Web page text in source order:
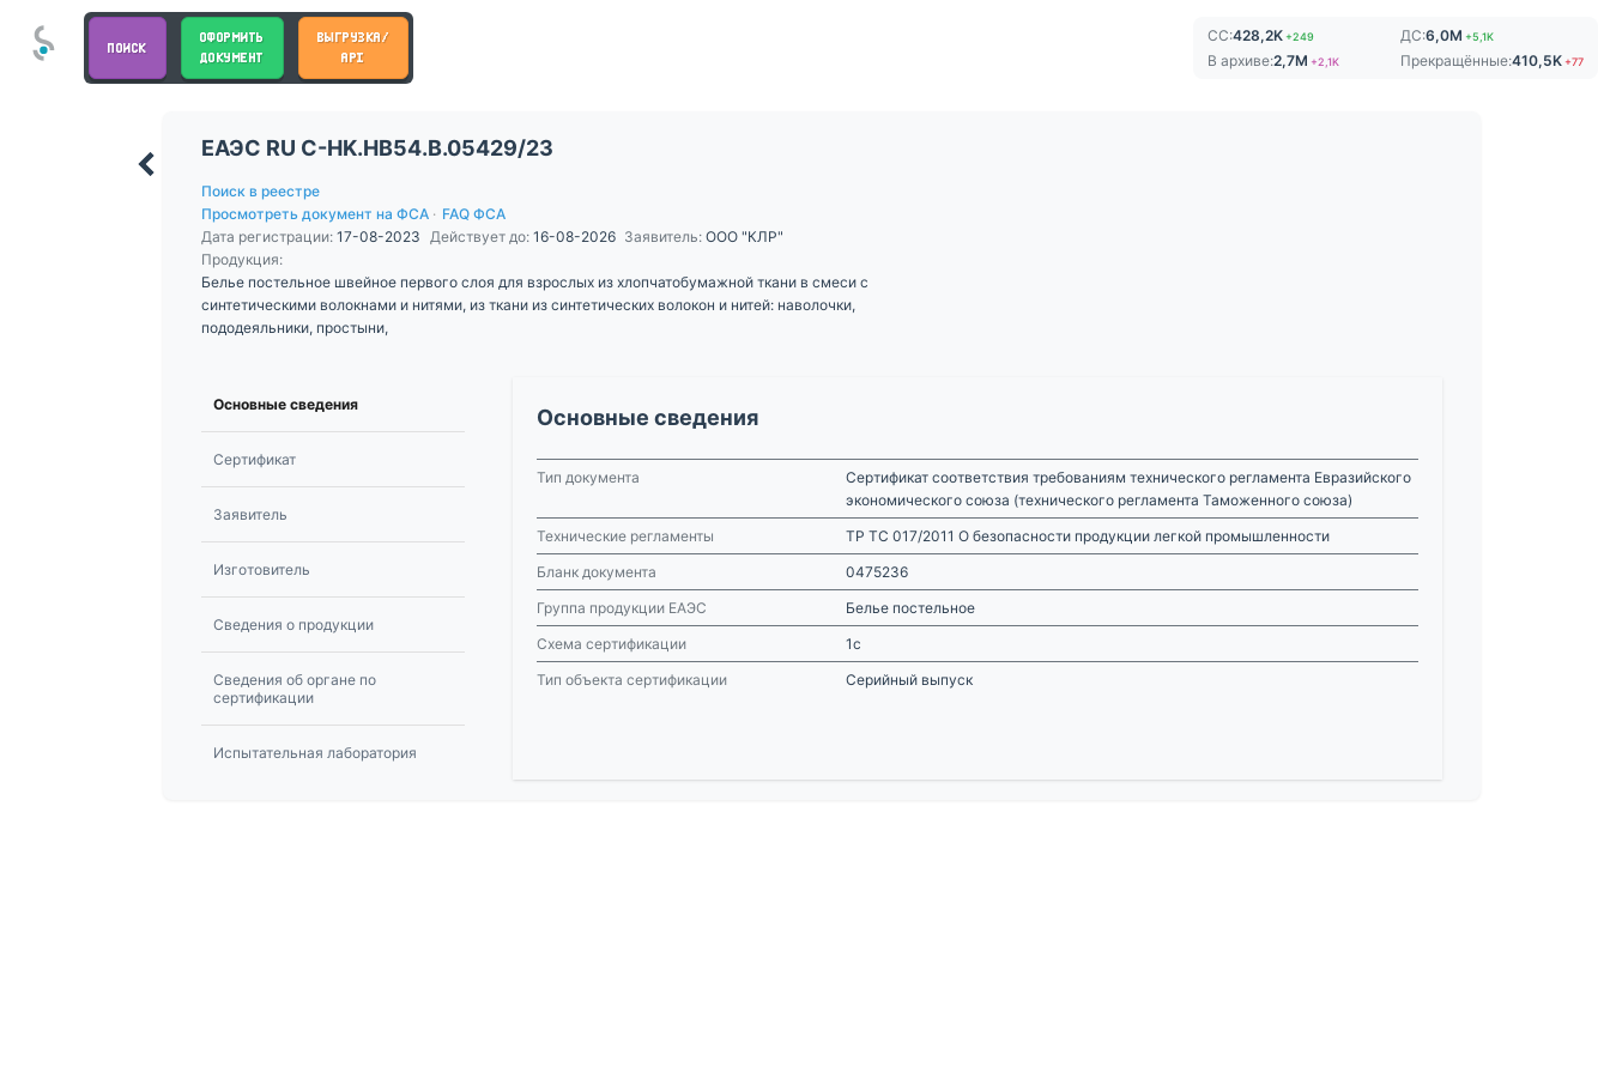
ПОИСК
ОФОРМИТЬ
ДОКУМЕНТ
ВЫГРУЗКА/
API
СС:428,2K+249 ДС:6,0M +5,1K
В архиве:2,7M +2,1K Прекращённые:410,5K +77
ЕАЭС RU С-HK.НВ54.В.05429/23
Поиск в реестре
Просмотреть документ на ФСА · FAQ ФСА
Дата регистрации: 17-08-2023 Действует до: 16-08-2026 Заявитель: ООО "КЛР"
Продукция:
Белье постельное швейное первого слоя для взрослых из хлопчатобумажной ткани в смеси с
синтетическими волокнами и нитями, из ткани из синтетических волокон и нитей: наволочки,
пододеяльники, простыни,
Основные сведения
Сертификат
Заявитель
Изготовитель
Сведения о продукции
Сведения об органе по
сертификации
Испытательная лаборатория
Основные сведения
Тип документа
Сертификат соответствия требованиям технического регламента Евразийского
экономического союза (технического регламента Таможенного союза)
Технические регламенты
ТР ТС 017/2011 О безопасности продукции легкой промышленности
Бланк документа
0475236
Группа продукции ЕАЭС
Белье постельное
Схема сертификации
1с
Тип объекта сертификации
Серийный выпуск